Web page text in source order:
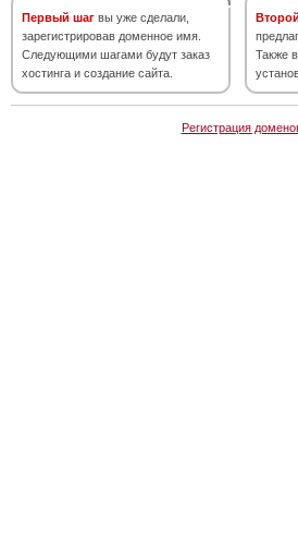
Первый шаг вы уже сделали,
зарегистрировав доменное имя.
Следующими шагами будут заказ
хостинга и создание сайта.
Также
Регистрация